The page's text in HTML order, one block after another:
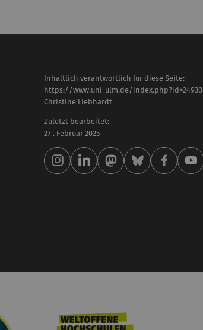
Inhaltlich verantwortlich für diese Seite:
https://www.uni-ulm.de/index.php?id=24930
Christine Liebhardt
Zuletzt bearbeitet:
27 . Februar 2025